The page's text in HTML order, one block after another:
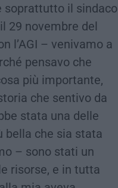
soprattutto il sindaco
29 novembre del
l’AGI – venivamo a
pensavo che
più importante,
che sentivo da
stata una delle
bella che sia stata
– sono stati un
risorse, e in tutta